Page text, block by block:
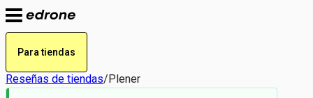
Para tiendas
Reseñas de tiendas/Plener